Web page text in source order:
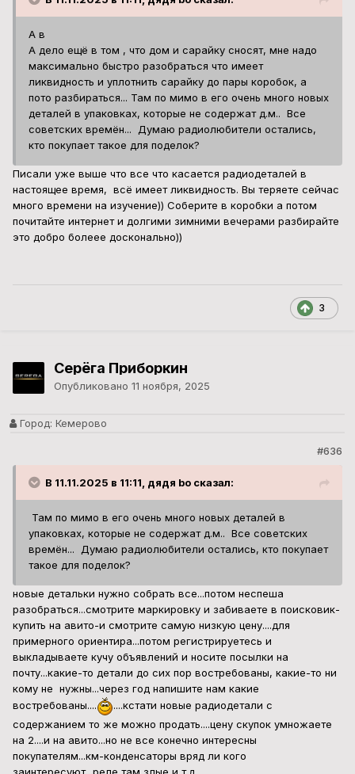
А в
А дело ещё в том , что дом и сарайку сносят, мне надо
максимально быстро разобраться что имеет
ликвидность и уплотнить сарайку до пары коробок, а
пото разбираться... Там по мимо в его очень много новых
деталей в упаковках, которые не содержат д.м.. Все
советских времён... Думаю радиолюбители остались,
кто покупает такое для поделок?
Писали уже выше что все что касается радиодеталей в
настоящее время, всё имеет ликвидность. Вы теряете сейчас
много времени на изучение)) Соберите в коробки а потом
почитайте интернет и долгими зимними вечерами разбирайте
это добро болеее досконально))
3
Серёга Приборкин
Опубликовано 11 ноября, 2025
Город: Кемерово
#636
В 11.11.2025 в 11:11, дядя bo сказал:
Там по мимо в его очень много новых деталей в
упаковках, которые не содержат д.м.. Все советских
времён... Думаю радиолюбители остались, кто покупает
такое для поделок?
новые детальки нужно собрать все...потом неспеша
разобраться...смотрите маркировку и забиваете в поисковик-
купить на авито-и смотрите самую низкую цену....для
примерного ориентира...потом регистрируетесь и
выкладываете кучу объявлений и носите посылки на
почту...какие-то детали до сих пор востребованы, какие-то ни
кому не нужны...через год напишите нам какие
востребованы....
....кстати новые радиодетали с
содержанием то же можно продать....цену скупок умножаете
на 2....и на авито...но не все конечно интересны
покупателям...км-конденсаторы вряд ли кого